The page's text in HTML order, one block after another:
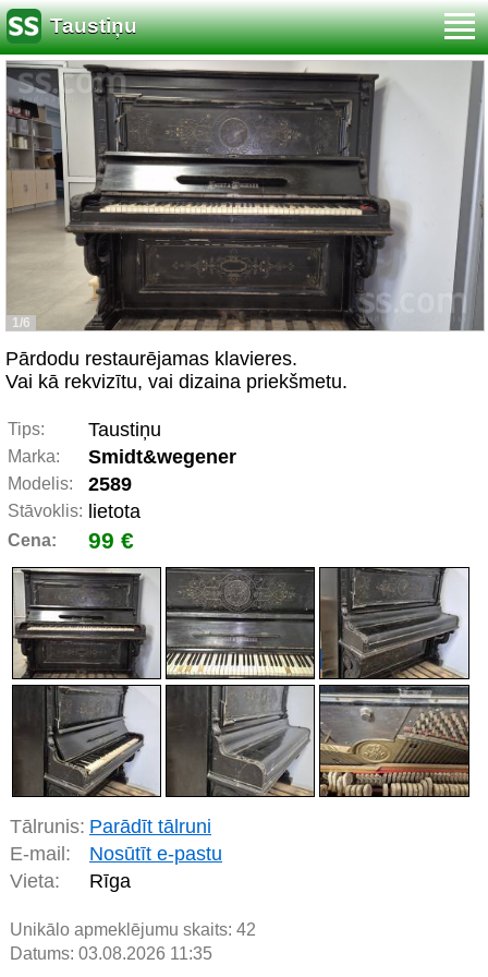
Taustiņu
1/6
Pārdodu restaurējamas klavieres.
Vai kā rekvizītu, vai dizaina priekšmetu.
Tips: Taustiņu
Marka: Smidt&wegener
Modelis: 2589
Stāvoklis: lietota
Cena: 99 €
Tālrunis: Parādīt tālruni
E-mail:
Nosūtīt e-pastu
Vieta:
Rīga
Unikālo apmeklējumu skaits: 42
Datums: 03.08.2026 11:35